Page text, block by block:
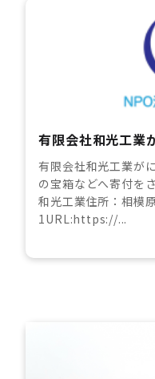
有限会社和光工業
有限会社和光工業が
の宝箱などへ寄付を
和光工業住所：相模
1URL:https://...